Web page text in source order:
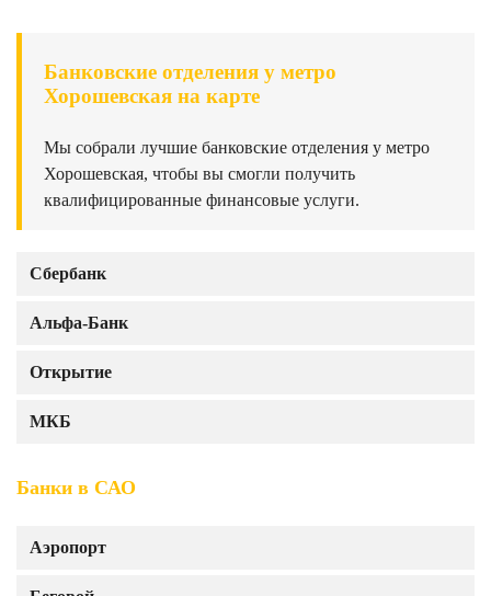
Банковские отделения у метро
Хорошевская на карте
Мы собрали лучшие банковские отделения у метро
Хорошевская, чтобы вы смогли получить
квалифицированные финансовые услуги.
Сбербанк
Альфа-Банк
Открытие
МКБ
Банки в САО
Аэропорт